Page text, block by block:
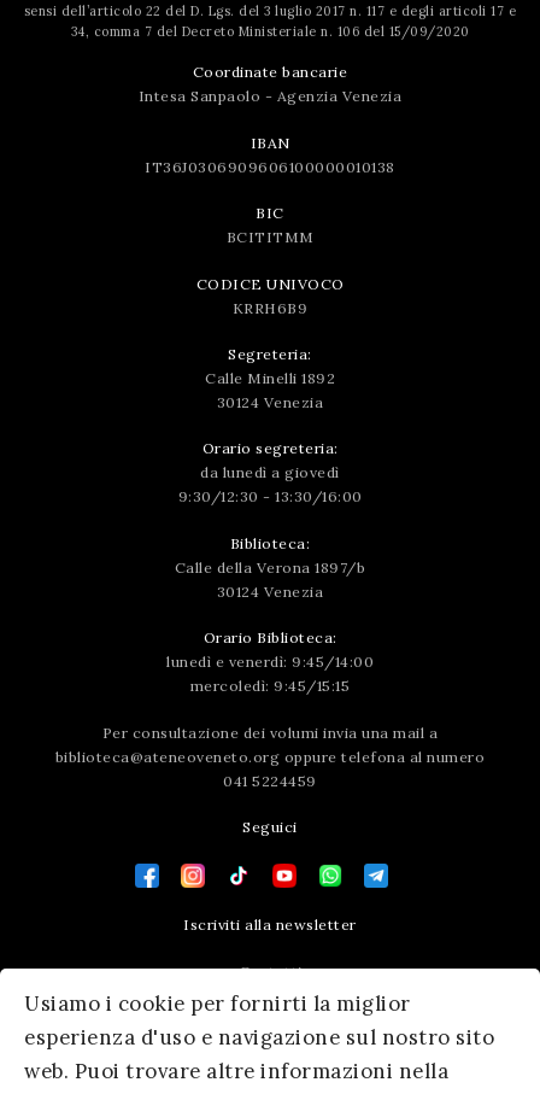
Usiamo i cookie per fornirti la miglior
esperienza d'uso e navigazione sul nostro sito
web. Puoi trovare altre informazioni nella
sensi dell’articolo 22 del D. Lgs. del 3 luglio 2017 n. 117 e degli articoli 17 e
34, comma 7 del Decreto Ministeriale n. 106 del 15/09/2020
Coordinate bancarie
Intesa Sanpaolo - Agenzia Venezia
IBAN
IT36J0306909606100000010138
BIC
BCITITMM
CODICE UNIVOCO
KRRH6B9
Segreteria:
Calle Minelli 1892
30124 Venezia
Orario segreteria:
da lunedì a giovedì
9:30/12:30 - 13:30/16:00
Biblioteca:
Calle della Verona 1897/b
30124 Venezia
Orario Biblioteca:
lunedì e venerdì: 9:45/14:00
mercoledì: 9:45/15:15
Per consultazione dei volumi invia una mail a
biblioteca@ateneoveneto.org oppure telefona al numero
041 5224459
Seguici
Iscriviti alla newsletter
Contatti